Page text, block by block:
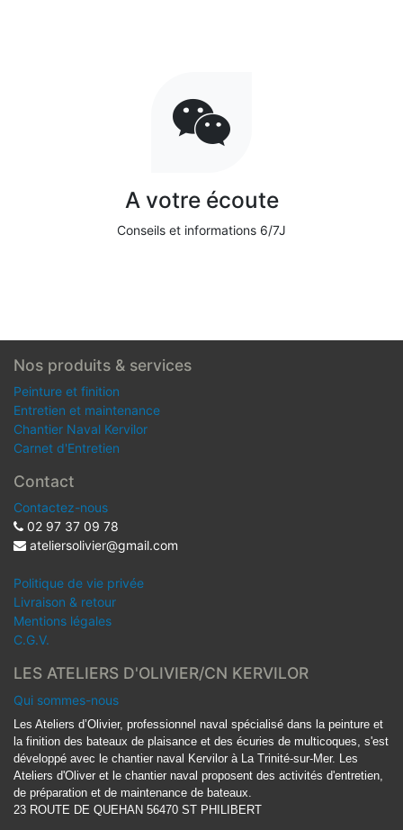
A votre écoute
Conseils et informations 6/7J
Nos produits & services
Peinture et finition
Entretien et maintenance
Chantier Naval Kervilor
Carnet d'Entretien
Contact
Contactez-nous
02 97 37 09 78
ateliersolivier@gmail.com
Politique de vie privée
Livraison & retour
Mentions légales
C.G.V.
LES ATELIERS D'OLIVIER/CN KERVILOR
Qui sommes-nous
Les Ateliers d’Olivier, professionnel naval spécialisé dans la peinture et
la finition des bateaux de plaisance et des écuries de multicoques, s'est
développé avec le chantier naval Kervilor à La Trinité-sur-Mer. Les
Ateliers d'Oliver et le chantier naval proposent des activités d'entretien,
de préparation et de maintenance de bateaux.
23 ROUTE DE QUEHAN 56470 ST PHILIBERT